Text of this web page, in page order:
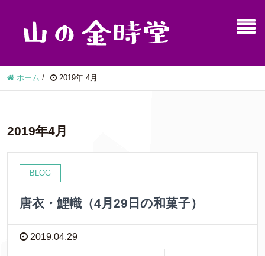
ホーム / 2019年 4月
2019年4月
BLOG
唐衣・鯉幟（4月29日の和菓子）
2019.04.29